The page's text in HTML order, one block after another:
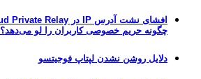
چگونه حریم خصوصی کاربران را لو می‌دهد؟
دلایل روشن نشدن لپتاپ فوجیتسو